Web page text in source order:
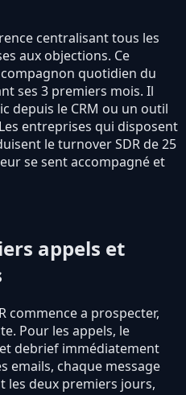
centralisant tous les
aux objections. Ce
quotidien du
ses 3 premiers mois. Il
depuis le CRM ou un outil
entreprises qui disposent
le turnover SDR de 25
se sent accompagné et
appels et
commence a prospecter,
Pour les appels, le
debrief immédiatement
emails, chaque message
les deux premiers jours,